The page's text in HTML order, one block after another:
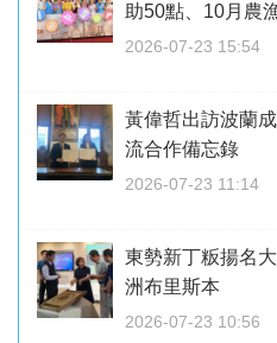
助50點、10月農
2026-07-23 15:54
黃偉哲出訪波蘭
流合作備忘錄
2026-07-23 11:14
東勢新丁粄揚名
洲布里斯本
2026-07-23 10:56